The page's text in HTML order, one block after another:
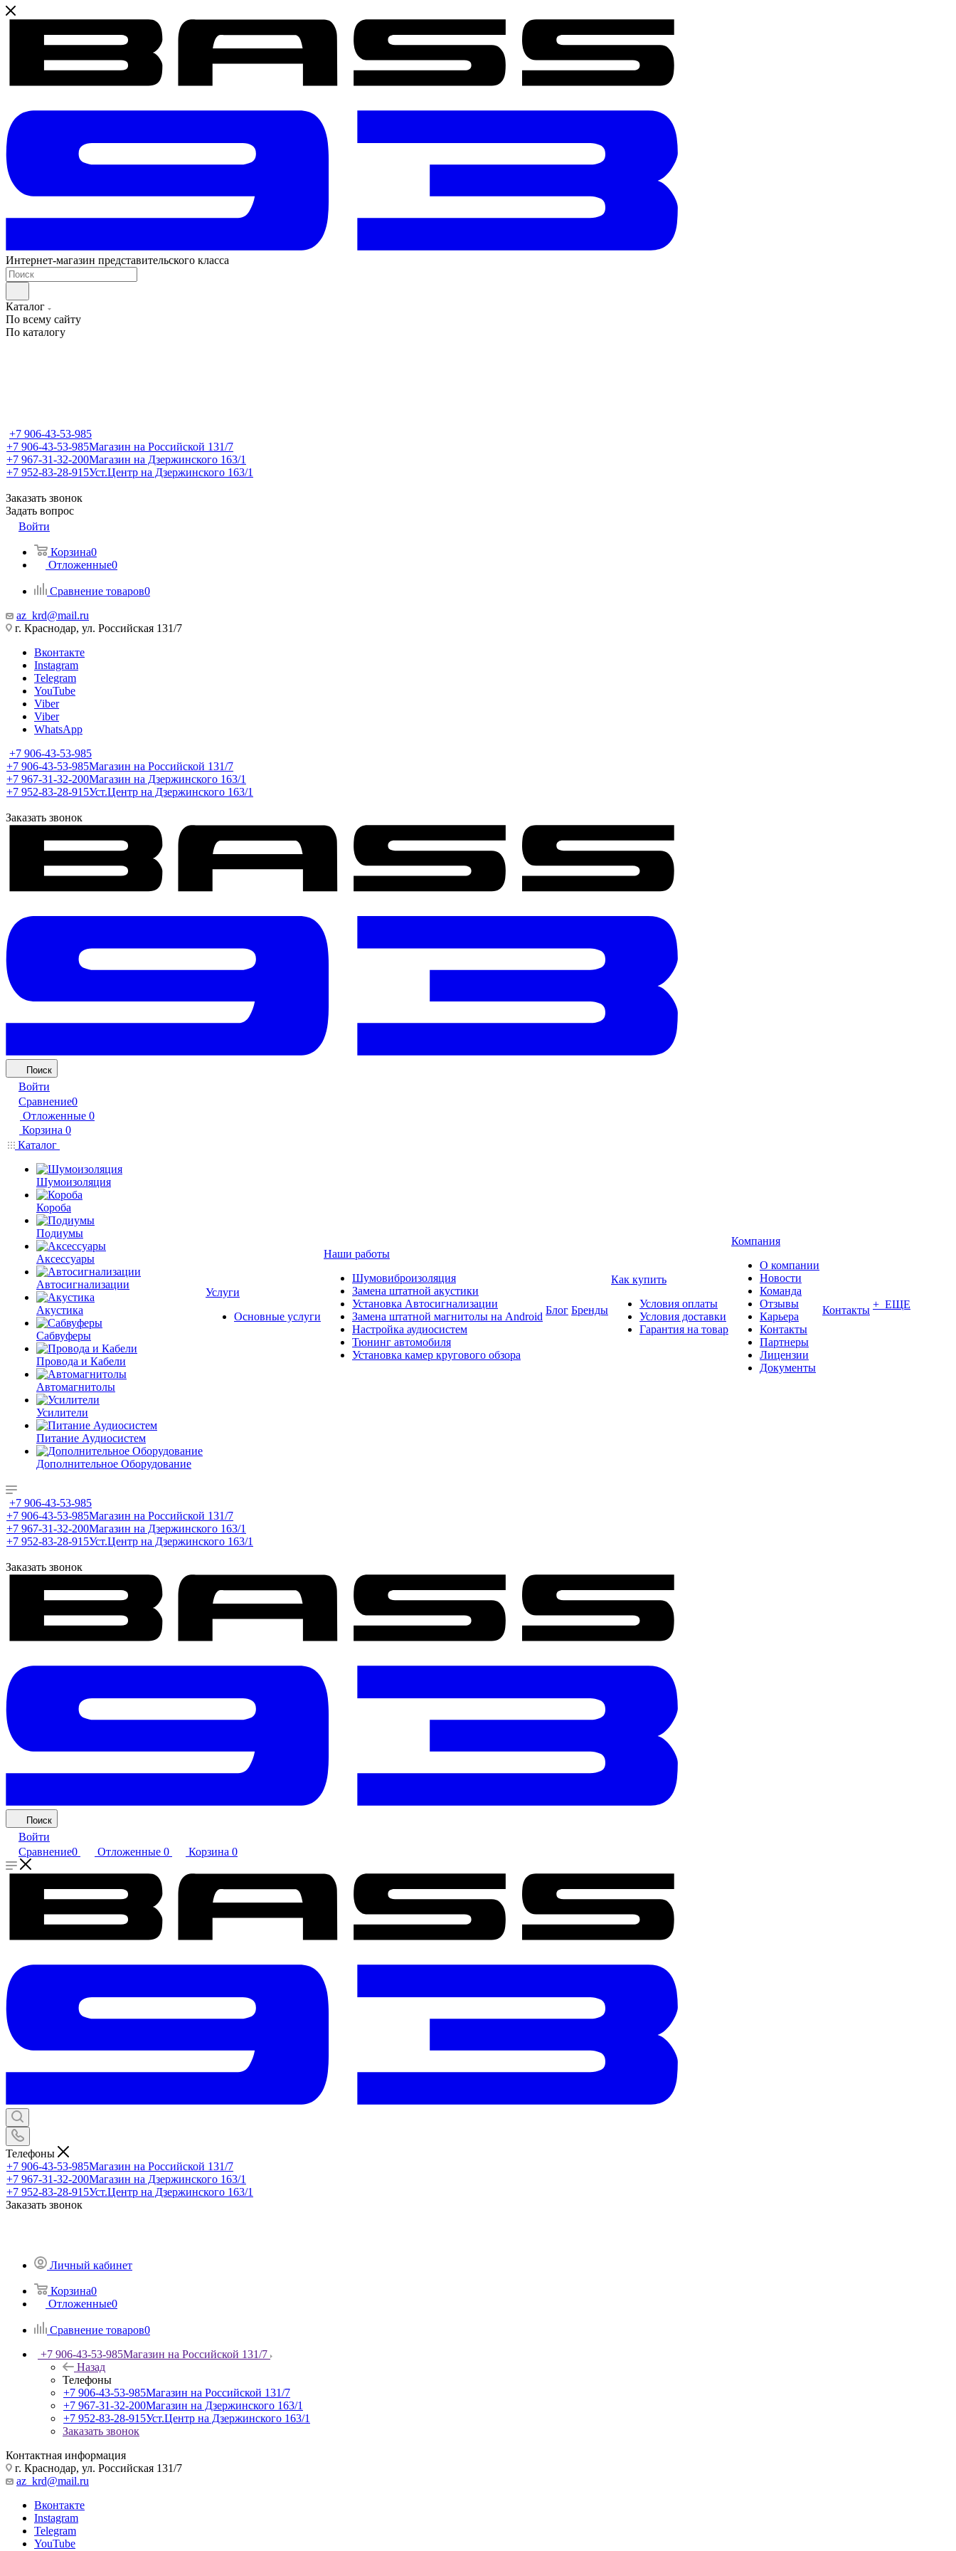
Интернет-магазин представительского класса
Каталог
По всему сайту
По каталогу
+7 906-43-53-985
+7 906-43-53-985Магазин на Российской 131/7
+7 967-31-32-200Магазин на Дзержинского 163/1
+7 952-83-28-915Уст.Центр на Дзержинского 163/1
Заказать звонок
Задать вопрос
Войти
Корзина0
Отложенные0
Сравнение товаров0
az_krd@mail.ru
г. Краснодар, ул. Российская 131/7
Вконтакте
Instagram
Telegram
YouTube
Viber
Viber
WhatsApp
+7 906-43-53-985
+7 906-43-53-985Магазин на Российской 131/7
+7 967-31-32-200Магазин на Дзержинского 163/1
+7 952-83-28-915Уст.Центр на Дзержинского 163/1
Заказать звонок
Поиск
Войти
Сравнение0
Отложенные 0
Корзина 0
Каталог
Шумоизоляция
Короба
Подиумы
Аксессуары
Автосигнализации
Акустика
Сабвуферы
Провода и Кабели
Автомагнитолы
Усилители
Питание Аудиосистем
Дополнительное Оборудование
Услуги
Основные услуги
Наши работы
Шумовиброизоляция
Замена штатной акустики
Установка Автосигнализации
Замена штатной магнитолы на Android
Настройка аудиосистем
Тюнинг автомобиля
Установка камер кругового обзора
Блог Бренды
Как купить
Условия оплаты
Условия доставки
Гарантия на товар
Компания
О компании
Новости
Команда
Отзывы
Карьера
Контакты
Партнеры
Лицензии
Документы
Контакты + ЕЩЕ
+7 906-43-53-985
+7 906-43-53-985Магазин на Российской 131/7
+7 967-31-32-200Магазин на Дзержинского 163/1
+7 952-83-28-915Уст.Центр на Дзержинского 163/1
Заказать звонок
Поиск
Войти
Сравнение0 Отложенные 0 Корзина 0
Телефоны
+7 906-43-53-985Магазин на Российской 131/7
+7 967-31-32-200Магазин на Дзержинского 163/1
+7 952-83-28-915Уст.Центр на Дзержинского 163/1
Заказать звонок
Личный кабинет
Корзина0
Отложенные0
Сравнение товаров0
+7 906-43-53-985Магазин на Российской 131/7
Назад
Телефоны
+7 906-43-53-985Магазин на Российской 131/7
+7 967-31-32-200Магазин на Дзержинского 163/1
+7 952-83-28-915Уст.Центр на Дзержинского 163/1
Заказать звонок
Контактная информация
г. Краснодар, ул. Российская 131/7
az_krd@mail.ru
Вконтакте
Instagram
Telegram
YouTube